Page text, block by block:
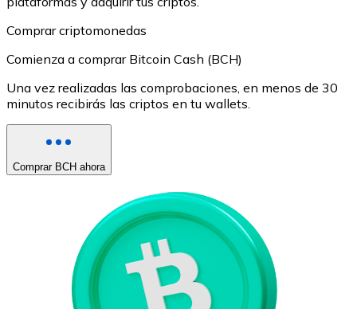
Comprar criptomonedas
Comienza a comprar Bitcoin Cash (BCH)
Una vez realizadas las comprobaciones, en menos de 30
minutos recibirás las criptos en tu wallets.
Comprar BCH ahora